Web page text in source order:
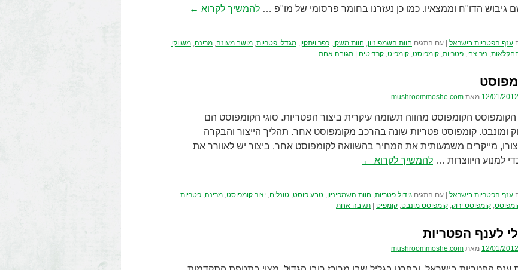
גיבוש הדו"ח וממצאיו. כמו כן נעזרנו בחומר פרסומי של מו"פ … להמשיך לקרוא ←
ענף הפטריות בישראל עם התגים חוות השמפיניון, חוות משקו, כפר ויתקין, מגדלי פטריות, מושב מעונה, מרינה, משווקי
, ניר צבי, פטריות, קומפוסט, קומפיט, קרדיטים תגובה אחת
12/01/2012 מאת mushroommoshe.com
הקומפוסט הקומפוסט מהווה תשומה עיקרית ביצור הפטריות. סוגי הקומפוסט הם
ומונבט. קומפוסט פטריות שונה בהרכב מקומפוסט אחר. תהליך הייצור והבקרה
מייקרים משמעותית את המחיר בהשוואה לקומפוסט אחר. ביצור יש לאוורר את
למנוע היווצרות … להמשיך לקרוא ←
ענף הפטריות בישראל עם התגים גידול פטריות, חוות השמפיניון, טבע פוסט, טונלים, יצור קומפוסט, מרינה, פטריות
, קומפוסט ירוק, קומפוסט מונבט, קומפיט תגובה אחת
לענף הפטריות
12/01/2012 מאת mushroommoshe.com